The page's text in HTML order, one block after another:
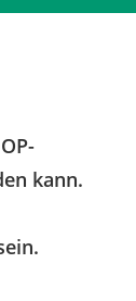
kann.